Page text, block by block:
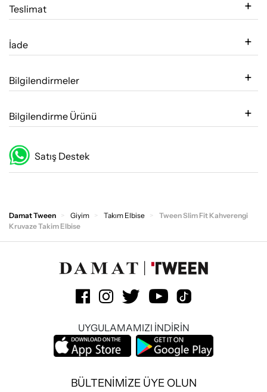
Teslimat
İade
Bilgilendirmeler
Bilgilendirme Ürünü
Satış Destek
Damat Tween Giyim Takım Elbise
Tween Slim Fit Kahverengi
Kruvaze Takim Elbise
UYGULAMAMIZI İNDİRİN
BÜLTENİMİZE ÜYE OLUN